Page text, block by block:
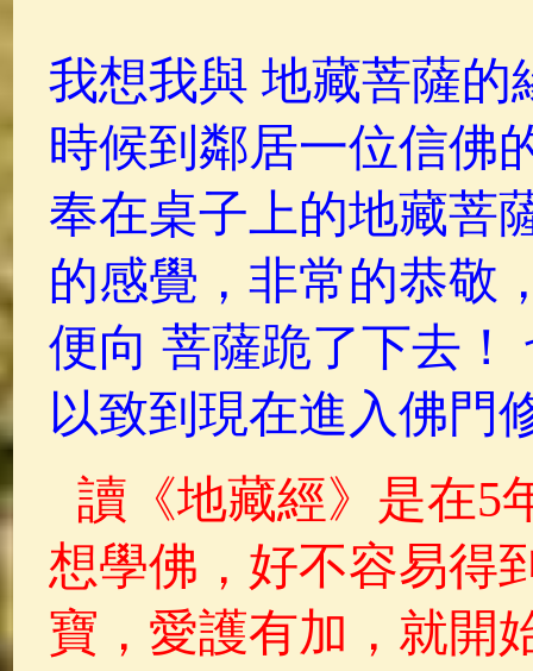
我想我與 地藏菩薩
時候到鄰居一位信佛
奉在桌子上的地藏菩
的感覺，非常的恭敬
便向 菩薩跪了下去！
以致到現在進入佛門
讀《地藏經》是在5
想學佛，好不容易得
寶，愛護有加，就開